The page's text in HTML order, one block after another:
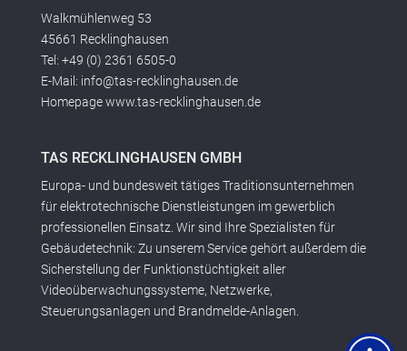
Walkmühlenweg 53
45661 Recklinghausen
Tel: +49 (0) 2361 6505-0
E-Mail: info@tas-recklinghausen.de
Homepage www.tas-recklinghausen.de
TAS RECKLINGHAUSEN GMBH
Europa- und bundesweit tätiges Traditionsunternehmen
für elektrotechnische Dienstleistungen im gewerblich
professionellen Einsatz. Wir sind Ihre Spezialisten für
Gebäudetechnik: Zu unserem Service gehört außerdem die
Sicherstellung der Funktionstüchtigkeit aller
Videoüberwachungssysteme, Netzwerke,
Steuerungsanlagen und Brandmelde-Anlagen.